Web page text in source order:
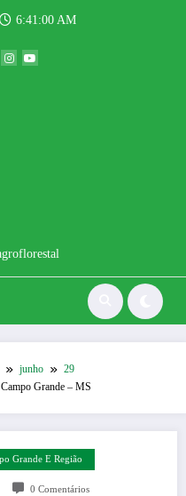
6:41:01 AM
junho
29
Grande – MS
Grande E Região
0 Comentários